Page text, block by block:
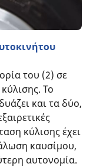
του (2) σε
Το
και τα δύο,
κύλισης έχει
καυσίμου,
αυτονομία.